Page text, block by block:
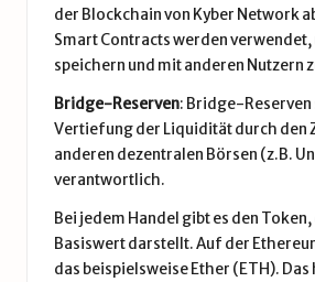
der Blockchain von Kyber Network
Smart Contracts werden verwendet,
speichern und mit anderen Nutzern
Bridge-Reserven: Bridge-
Vertiefung der Liquidität durch den
anderen dezentralen Börsen (z.B.
verantwortlich.
Bei jedem Handel gibt es den Token,
Basiswert darstellt. Auf der
das beispielsweise Ether (ETH). Das